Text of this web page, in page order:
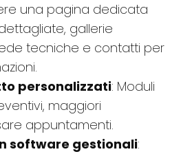
una pagina dedicata
gallerie
tecniche e contatti per
personalizzati: Moduli
maggiori
appuntamenti.
software gestionali: